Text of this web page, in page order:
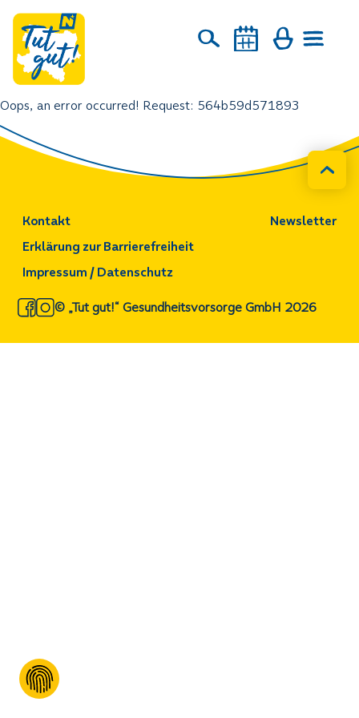
Oops, an error occurred! Request: 564b59d571893
Kontakt Newsletter
Impressum / Datenschutz
Erklärung zur Barrierefreiheit
© „Tut gut!“ Gesundheitsvorsorge GmbH 2026